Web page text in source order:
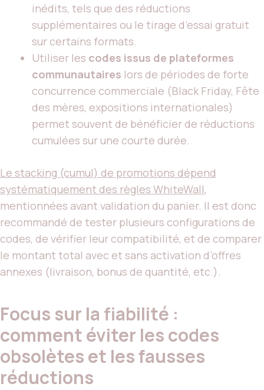
inédits, tels que des réductions
supplémentaires ou le tirage d’essai gratuit
sur certains formats.
Utiliser les codes issus de plateformes
communautaires lors de périodes de forte
concurrence commerciale (Black Friday, Fête
des mères, expositions internationales)
permet souvent de bénéficier de réductions
cumulées sur une courte durée.
Le stacking (cumul) de promotions dépend
systématiquement des règles WhiteWall,
mentionnées avant validation du panier. Il est donc
recommandé de tester plusieurs configurations de
codes, de vérifier leur compatibilité, et de comparer
le montant total avec et sans activation d’offres
annexes (livraison, bonus de quantité, etc.).
Focus sur la fiabilité :
comment éviter les codes
obsolètes et les fausses
réductions